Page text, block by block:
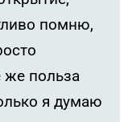
помню,
польза
я думаю